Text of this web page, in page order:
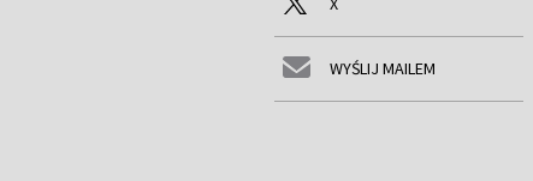
WYŚLIJ MAILEM